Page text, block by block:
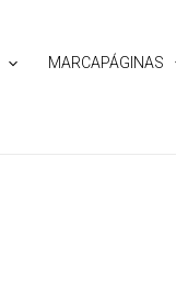
MARCAPÁGINAS